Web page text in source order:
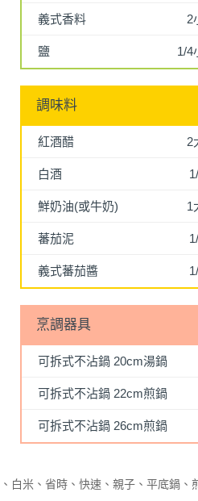
義式香料 2
鹽 1/4
調味料
紅酒醋 2
白酒
鮮奶油(或牛奶) 1
蕃茄泥
義式蕃茄醬
烹調器具
可拆式不沾鍋 20cm湯鍋
可拆式不沾鍋 22cm煎鍋
可拆式不沾鍋 26cm煎鍋
白米 省時 快速 親子 平底鍋